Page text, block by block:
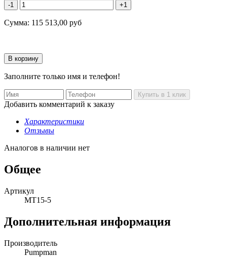
-1 +1
Сумма: 115 513,00 руб
Заполните только имя и телефон!
Добавить комментарий к заказу
Характеристики
Отзывы
Аналогов в наличии нет
Общее
Артикул
MT15-5
Дополнительная информация
Производитель
Pumpman